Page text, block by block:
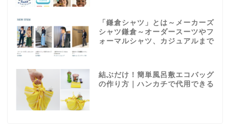
「鎌倉シャツ」とは～メーカーズ
シャツ鎌倉～オーダースーツやフ
ォーマルシャツ、カジュアルまで
結ぶだけ！簡単風呂敷エコバッグ
の作り方｜ハンカチで代用できる